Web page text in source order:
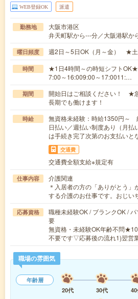
WEB登録OK 派遣
勤務地
大阪市港区
弁天町駅から---分／大阪港駅か
曜日頻度 週2日～5日OK（月～金） ★土
時間
★1日4時間～の時短シフトOK★
7:00～16:009:00～17:0011:…
期間
開始日はご相談ください！ ★
長期でも働けます！
時給
無資格未経験：時給1350円
日払い／週払い制度あり（月
は手続き完了次第のお支払いと
交通費
交通費全額支給※規定有
仕事内容
介護関連
＊入居者の方の「ありがとう
する介護のお仕事です。おじ
応募資格
職種未経験OK / ブランクOK /
要
無資格・未経験OK年齢不問
不要です▽応募後の流れ1)翌営
職場の雰囲気
年齢層
20代
30代